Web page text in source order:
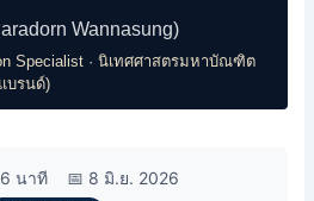
Wannasung)
Specialist · นิเทศศาสตรมหาบัณฑิต
บรนด์)
นาที
📅 8 มิ.ย. 2026